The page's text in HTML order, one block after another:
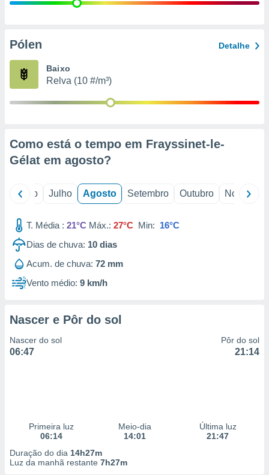
e
de
Pólen Detalhe
Baixo
Relva (10 #/m³)
Como está o tempo em Frayssinet-le-
Gélat em agosto?
Junho Julho Agosto Setembro Outubro Novembro
T. Média : 21°C Máx.: 27°C Min: 16°C
Dias de chuva: 10 dias
Acum. de chuva: 72 mm
Vento médio: 9 km/h
Nascer e Pôr do sol
Nascer do sol
06:47
Pôr do sol
21:14
Primeira luz
06:14
Meio-dia
14:01
Última luz
21:47
Duração do dia 14h27m
Luz da manhã restante 7h27m